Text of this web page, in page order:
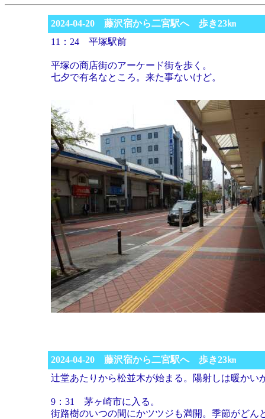
2024-04-20 藤沢宿から二宮駅へ 歩き23㎞
11：24 平塚駅前
平塚の商店街のアーケード街を歩く。
七夕で有名なところ。来た事ないけど。
2024-04-20 藤沢宿から二宮駅へ 歩き23㎞
辻堂あたりから松並木が始まる。陽射しは暖かい
9：31 茅ヶ崎市に入る。
街路樹のいつの間にかツツジも満開。季節がどん